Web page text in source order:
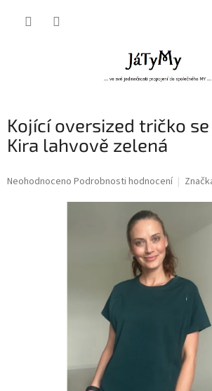
Kojící oversized tričko
Kira lahvově zelená
Průměrné
Neohodnoceno Podrobnosti hodnocení